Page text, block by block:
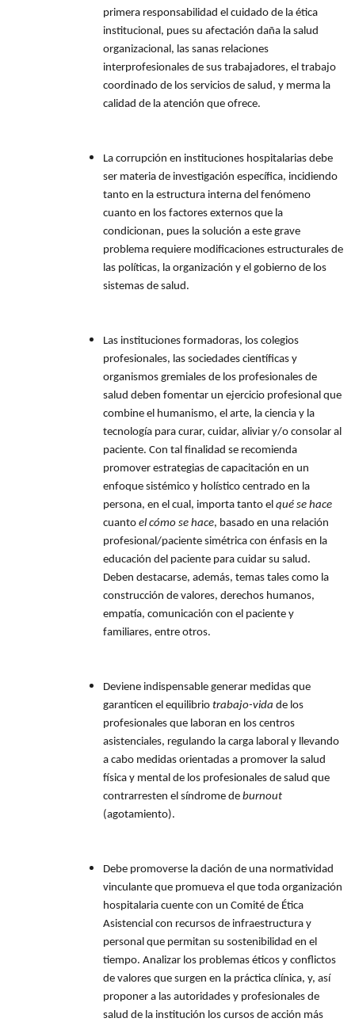
primera responsabilidad el cuidado de la ética
institucional, pues su afectación daña la salud
organizacional, las sanas relaciones
interprofesionales de sus trabajadores, el trabajo
coordinado de los servicios de salud, y merma la
calidad de la atención que ofrece.
La corrupción en instituciones hospitalarias debe
ser materia de investigación específica, incidiendo
tanto en la estructura interna del fenómeno
cuanto en los factores externos que la
condicionan, pues la solución a este grave
problema requiere modificaciones estructurales de
las políticas, la organización y el gobierno de los
sistemas de salud.
Las instituciones formadoras, los colegios
profesionales, las sociedades científicas y
organismos gremiales de los profesionales de
salud deben fomentar un ejercicio profesional que
combine el humanismo, el arte, la ciencia y la
tecnología para curar, cuidar, aliviar y/o consolar al
paciente. Con tal finalidad se recomienda
promover estrategias de capacitación en un
enfoque sistémico y holístico centrado en la
persona, en el cual, importa tanto el qué se hace
cuanto el cómo se hace, basado en una relación
profesional/paciente simétrica con énfasis en la
educación del paciente para cuidar su salud.
Deben destacarse, además, temas tales como la
construcción de valores, derechos humanos,
empatía, comunicación con el paciente y
familiares, entre otros.
Deviene indispensable generar medidas que
garanticen el equilibrio trabajo-vida de los
profesionales que laboran en los centros
asistenciales, regulando la carga laboral y llevando
a cabo medidas orientadas a promover la salud
física y mental de los profesionales de salud que
contrarresten el síndrome de burnout
(agotamiento).
Debe promoverse la dación de una normatividad
vinculante que promueva el que toda organización
hospitalaria cuente con un Comité de Ética
Asistencial con recursos de infraestructura y
personal que permitan su sostenibilidad en el
tiempo. Analizar los problemas éticos y conflictos
de valores que surgen en la práctica clínica, y, así
proponer a las autoridades y profesionales de
salud de la institución los cursos de acción más